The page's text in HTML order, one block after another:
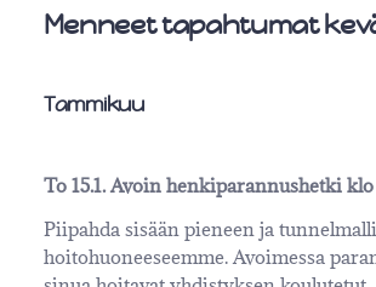
Menneet tapahtumat
Tammikuu
To 15.1. Avoin henkiparannushetki
Piipahda sisään pieneen ja
hoitohuoneeseemme. Avoimessa